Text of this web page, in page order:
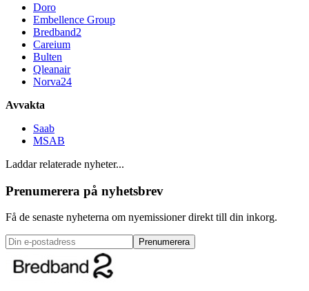
Doro
Embellence Group
Bredband2
Careium
Bulten
Qleanair
Norva24
Avvakta
Saab
MSAB
Laddar relaterade nyheter...
Prenumerera på nyhetsbrev
Få de senaste nyheterna om nyemissioner direkt till din inkorg.
Prenumerera